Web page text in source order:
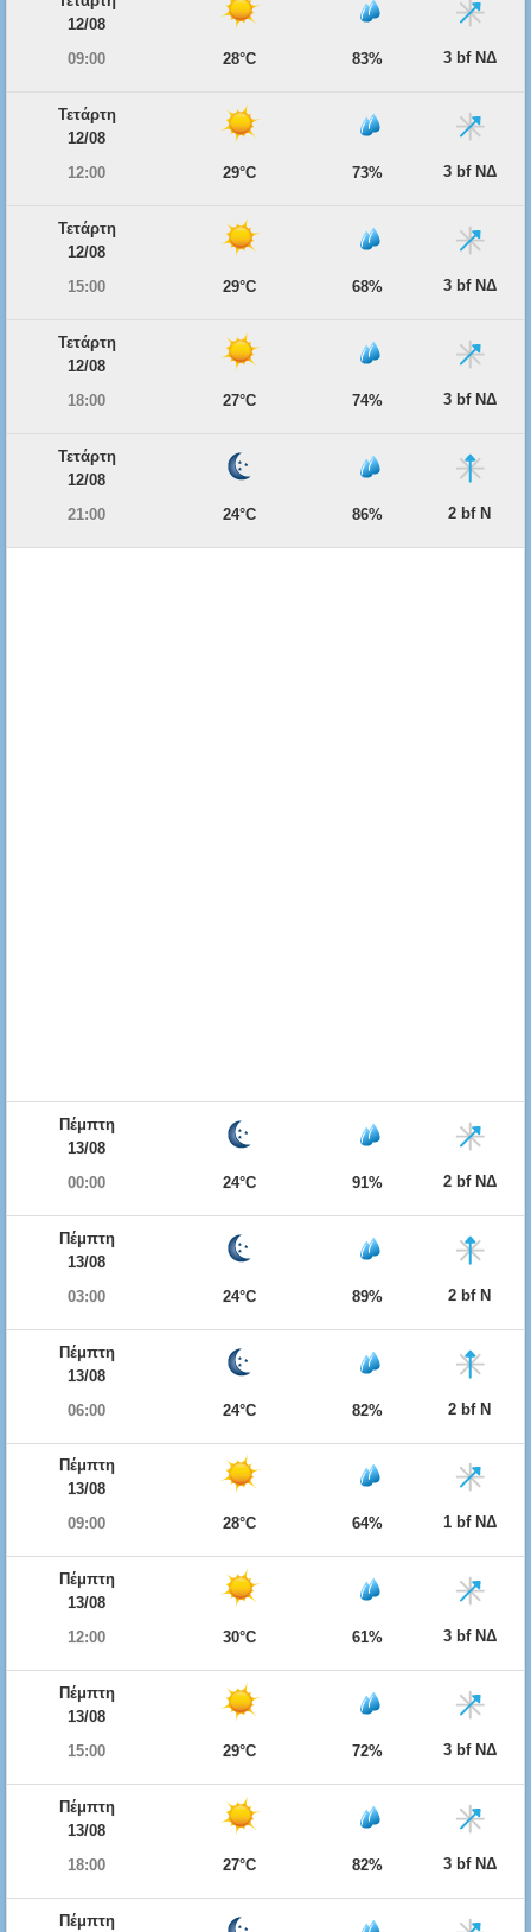
12/08
09:00
28°C 83% 3 bf ΝΔ
Τετάρτη
12/08
12:00
29°C 73% 3 bf ΝΔ
Τετάρτη
12/08
15:00
29°C 68% 3 bf ΝΔ
Τετάρτη
12/08
18:00
27°C 74% 3 bf ΝΔ
Τετάρτη
12/08
21:00
24°C 86% 2 bf Ν
Πέμπτη
13/08
00:00
24°C 91% 2 bf ΝΔ
Πέμπτη
13/08
03:00
24°C 89% 2 bf Ν
Πέμπτη
13/08
06:00
24°C 82% 2 bf Ν
Πέμπτη
13/08
09:00
28°C 64% 1 bf ΝΔ
Πέμπτη
13/08
12:00
30°C 61% 3 bf ΝΔ
Πέμπτη
13/08
15:00
29°C 72% 3 bf ΝΔ
Πέμπτη
13/08
18:00
27°C 82% 3 bf ΝΔ
Πέμπτη